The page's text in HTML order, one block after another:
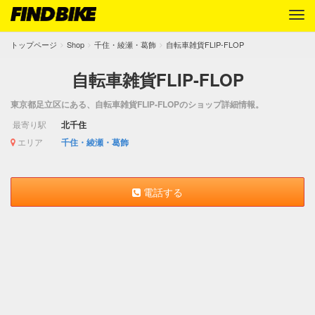
トップページ Shop 千住・綾瀬・葛飾 自転車雑貨FLIP-FLOP
自転車雑貨FLIP-FLOP
東京都足立区にある、自転車雑貨FLIP-FLOPのショップ詳細情報。
最寄り駅 北千住
エリア 千住・綾瀬・葛飾
電話する